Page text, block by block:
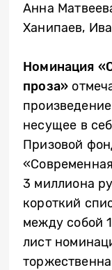
Анна
Ханипаев,
Номинация
проза»
несущее в
Призовой
3 миллиона
короткий
между собой
лист